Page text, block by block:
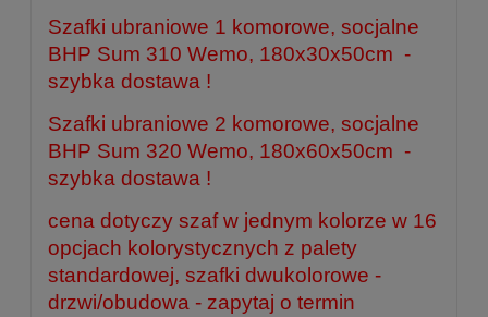
Szafki ubraniowe 1 komorowe, socjalne
BHP Sum 310 Wemo, 180x30x50cm -
szybka dostawa !
Szafki ubraniowe 2 komorowe, socjalne
BHP Sum 320 Wemo, 180x60x50cm -
szybka dostawa !
cena dotyczy szaf w jednym kolorze w 16
opcjach kolorystycznych z palety
standardowej, szafki dwukolorowe -
drzwi/obudowa - zapytaj o termin